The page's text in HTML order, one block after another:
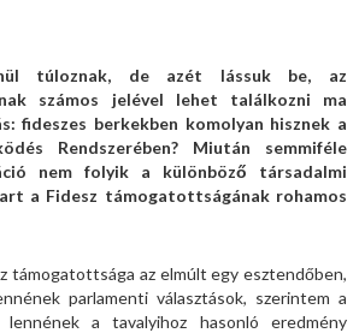
túloznak, de azét lássuk be, az
számos jelével lehet találkozni ma
fideszes berkekben komolyan hisznek a
Rendszerében? Miután semmiféle
nem folyik a különböző társadalmi
a Fidesz támogatottságának rohamos
támogatottsága az elmúlt egy esztendőben,
parlamenti választások, szerintem a
a tavalyihoz hasonló eredmény